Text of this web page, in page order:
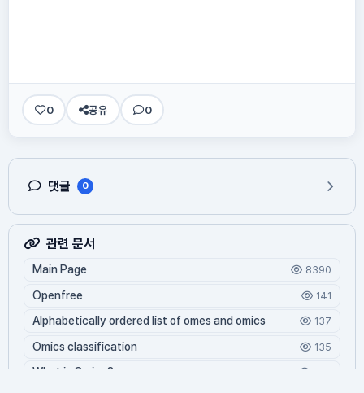
0 공유 0
댓글 0
관련 문서
Main Page 8390
Openfree 141
Alphabetically ordered list of omes and omics 137
Omics classification 135
What is Oming?